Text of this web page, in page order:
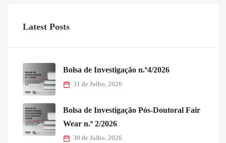
Latest Posts
Bolsa de Investigação n.º4/2026
31 de Julho, 2026
Bolsa de Investigação Pós-Doutoral Fair
Wear n.º 2/2026
30 de Julho, 2026